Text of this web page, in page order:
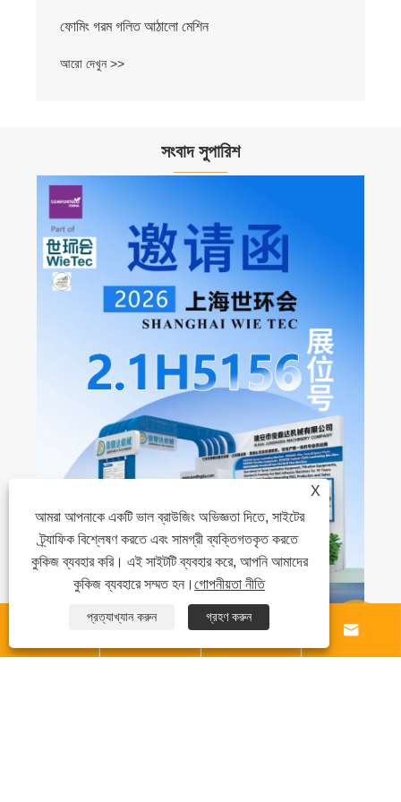
সংবাদ সুপারিশ
ইউরেশিয়া প্যাকেজিং 2024, ইস্তাম্বুল, তুরস্কে রুইয়ান
জুনিংদা মেশিনারি কোং লি.
আরো দেখুন >>

 
X
আমরা আপনাকে একটি ভাল ব্রাউজিং অভিজ্ঞতা দিতে, সাইটের
ট্র্যাফিক বিশ্লেষণ করতে এবং সামগ্রী ব্যক্তিগতকৃত করতে
কুকিজ ব্যবহার করি। এই সাইটটি ব্যবহার করে, আপনি আমাদের
কুকিজ ব্যবহারে সম্মত হন।গোপনীয়তা নীতি
প্রত্যাখ্যান করুন গ্রহণ করুন